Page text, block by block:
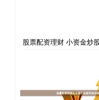
股票配资理财 小资金炒